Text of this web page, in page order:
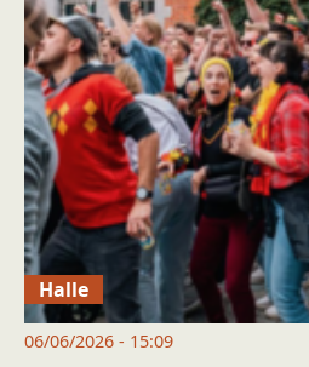
Halle
06/06/2026 - 15:09